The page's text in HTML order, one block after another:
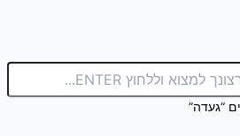
“געדה”